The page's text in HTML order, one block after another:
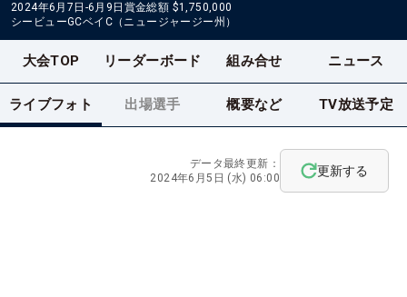
2024年6月7日-6月9日 賞金総額 $1,750,000
シービューGCベイC（ニュージャージー州）
大会TOP リーダーボード 組み合せ ニュース
ライブフォト 出場選手 概要など TV放送予定
データ最終更新：
2024年6月5日 (水) 06:00
更新する